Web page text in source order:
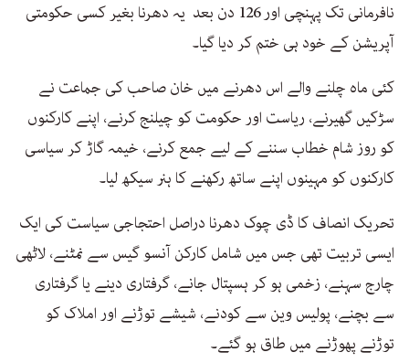
نافرمانی تک پہنچی اور 126 دن بعد یہ دھرنا بغیر کسی حکومتی
آپریشن کے خود ہی ختم کر دیا گیا۔
کئی ماہ چلنے والے اس دھرنے میں خان صاحب کی جماعت نے
سڑکیں گھیرنے، ریاست اور حکومت کو چیلنج کرنے، اپنے کارکنوں
کو روز شام خطاب سننے کے لیے جمع کرنے، خیمہ گاڑ کر سیاسی
کارکنوں کو مہینوں اپنے ساتھ رکھنے کا ہنر سیکھ لیا۔
تحریک انصاف کا ڈی چوک دھرنا دراصل احتجاجی سیاست کی ایک
ایسی تربیت تھی جس میں شامل کارکن آنسو گیس سے نمٹنے، لاٹھی
چارج سہنے، زخمی ہو کر ہسپتال جانے، گرفتاری دینے یا گرفتاری
سے بچنے، پولیس وین سے کودنے، شیشے توڑنے اور املاک کو
توڑنے پھوڑنے میں طاق ہو گئے۔